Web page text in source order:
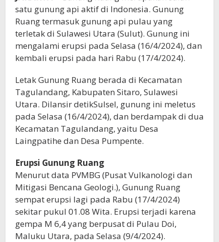
satu gunung api aktif di Indonesia. Gunung
Ruang termasuk gunung api pulau yang
terletak di Sulawesi Utara (Sulut). Gunung ini
mengalami erupsi pada Selasa (16/4/2024), dan
kembali erupsi pada hari Rabu (17/4/2024).
Letak Gunung Ruang berada di Kecamatan
Tagulandang, Kabupaten Sitaro, Sulawesi
Utara. Dilansir detikSulsel, gunung ini meletus
pada Selasa (16/4/2024), dan berdampak di dua
Kecamatan Tagulandang, yaitu Desa
Laingpatihe dan Desa Pumpente.
Erupsi Gunung Ruang
Menurut data PVMBG (Pusat Vulkanologi dan
Mitigasi Bencana Geologi.), Gunung Ruang
sempat erupsi lagi pada Rabu (17/4/2024)
sekitar pukul 01.08 Wita. Erupsi terjadi karena
gempa M 6,4 yang berpusat di Pulau Doi,
Maluku Utara, pada Selasa (9/4/2024).